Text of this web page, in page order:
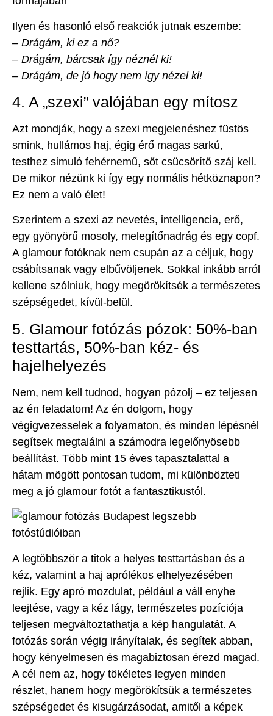
Ilyen és hasonló első reakciók jutnak eszembe:
– Drágám, ki ez a nő?
– Drágám, bárcsak így néznél ki!
– Drágám, de jó hogy nem így nézel ki!
4. A „szexi” valójában egy mítosz
Azt mondják, hogy a szexi megjelenéshez füstös
smink, hullámos haj, égig érő magas sarkú,
testhez simuló fehérnemű, sőt csücsörítő száj kell.
De mikor nézünk ki így egy normális hétköznapon?
Ez nem a való élet!
Szerintem a szexi az nevetés, intelligencia, erő,
egy gyönyörű mosoly, melegítőnadrág és egy copf.
A glamour fotóknak nem csupán az a céljuk, hogy
csábítsanak vagy elbűvöljenek. Sokkal inkább arról
kellene szólniuk, hogy megörökítsék a természetes
szépségedet, kívül-belül.
5. Glamour fotózás pózok: 50%-ban
testtartás, 50%-ban kéz- és
hajelhelyezés
Nem, nem kell tudnod, hogyan pózolj – ez teljesen
az én feladatom! Az én dolgom, hogy
végigvezesselek a folyamaton, és minden lépésnél
segítsek megtalálni a számodra legelőnyösebb
beállítást. Több mint 15 éves tapasztalattal a
hátam mögött pontosan tudom, mi különbözteti
meg a jó glamour fotót a fantasztikustól.
A legtöbbször a titok a helyes testtartásban és a
kéz, valamint a haj aprólékos elhelyezésében
rejlik. Egy apró mozdulat, például a váll enyhe
leejtése, vagy a kéz lágy, természetes pozíciója
teljesen megváltoztathatja a kép hangulatát. A
fotózás során végig irányítalak, és segítek abban,
hogy kényelmesen és magabiztosan érezd magad.
A cél nem az, hogy tökéletes legyen minden
részlet, hanem hogy megörökítsük a természetes
szépségedet és kisugárzásodat, amitől a képek